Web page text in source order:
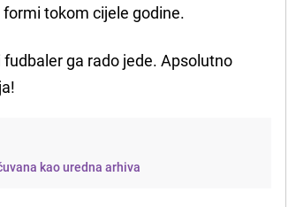
tokom cijele godine.
fudbaler ga rado jede. Apsolutno
kao uredna arhiva